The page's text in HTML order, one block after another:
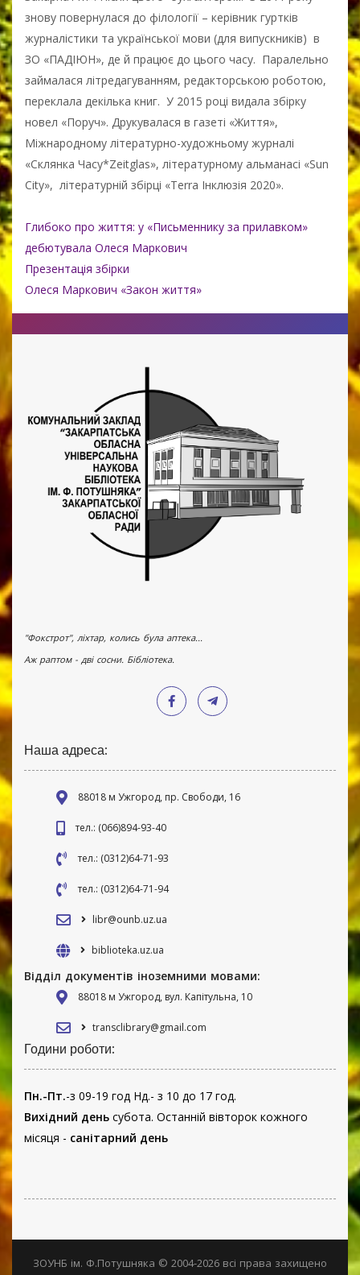
знову повернулася до філології – керівник гуртків
журналістики та української мови (для випускників) в
ЗО «ПАДІЮН», де й працює до цього часу. Паралельно
займалася літредагуванням, редакторською роботою,
переклала декілька книг. У 2015 році видала збірку
новел «Поруч». Друкувалася в газеті «Життя»,
Міжнародному літературно-художньому журналі
«Склянка Часу*Zeitglas», літературному альманасі «Sun
City», літературній збірці «Terra Інклюзія 2020».
Глибоко про життя: у «Письменнику за прилавком»
дебютувала Олеся Маркович
Презентація збірки
Олеся Маркович «Закон життя»
"Фокстрот", ліхтар, колись була аптека...
Аж раптом - дві сосни. Бібліотека.
Наша адреса:
88018 м Ужгород, пр. Свободи, 16
тел.: (066)894-93-40
тел.: (0312)64-71-93
тел.: (0312)64-71-94
libr@ounb.uz.ua
biblioteka.uz.ua
Відділ документів іноземними мовами:
88018 м Ужгород, вул. Капітульна, 10
transclibrary@gmail.com
Години роботи:
Пн.-Пт.-з 09-19 год Нд.- з 10 до 17 год.
Вихідний день субота. Останній вівторок кожного
місяця - санітарний день
ЗОУНБ ім. Ф.Потушняка © 2004-2026 всі права захищено